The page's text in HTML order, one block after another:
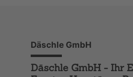
Däschle GmbH
Däschle GmbH - Ihr